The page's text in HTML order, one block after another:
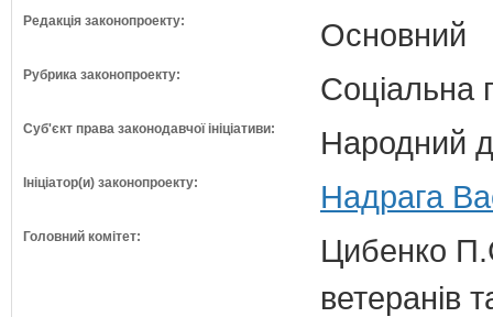
Редакція законопроекту: Основний
Рубрика законопроекту: Соціальна
Суб'єкт права законодавчої ініціативи: Народний
Ініціатор(и) законопроекту: Надрага
Головний комітет:
Цибенко
ветеранів